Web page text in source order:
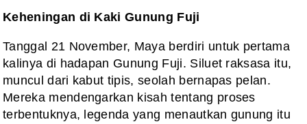
Keheningan di Kaki Gunung Fuji
Tanggal 21 November, Maya berdiri untuk pertama
kalinya di hadapan Gunung Fuji. Siluet raksasa itu,
muncul dari kabut tipis, seolah bernapas pelan.
Mereka mendengarkan kisah tentang proses
terbentuknya, legenda yang menautkan gunung itu